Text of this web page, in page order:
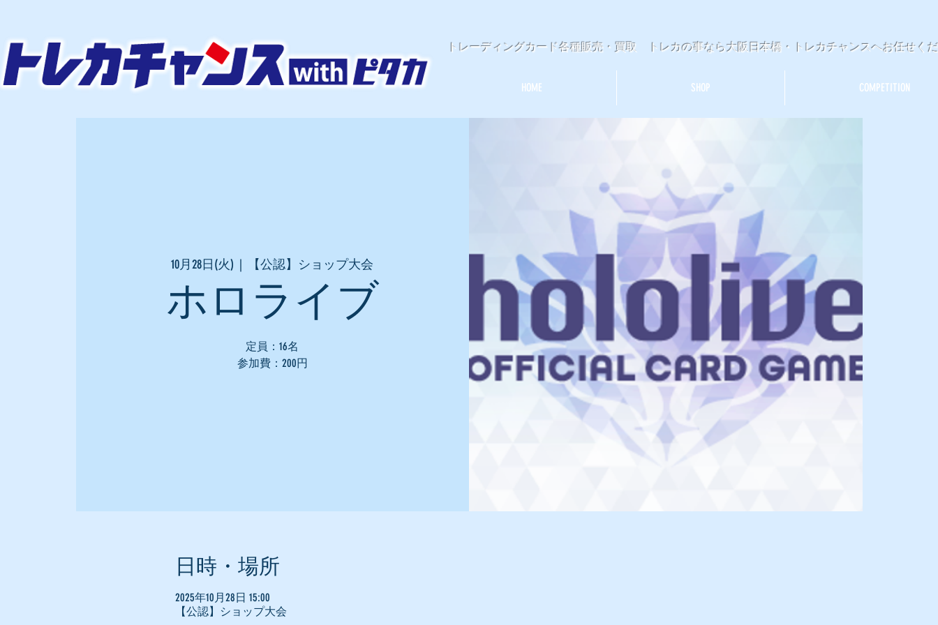
トレーディングカード各種販売・買取 トレカの事なら大阪日本橋・トレカチャンスへお任せく
HOME SHOP COMPETITION
10月28日(火)
  |
【公認】ショップ大会
ホロライブ
定員：16名
参加費：200円
日時・場所
2025年10月28日 15:00
【公認】ショップ大会